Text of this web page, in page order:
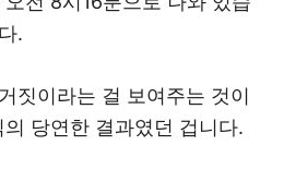
.
짓이라는 걸 보여주는 것이
당연한 결과였던 겁니다.